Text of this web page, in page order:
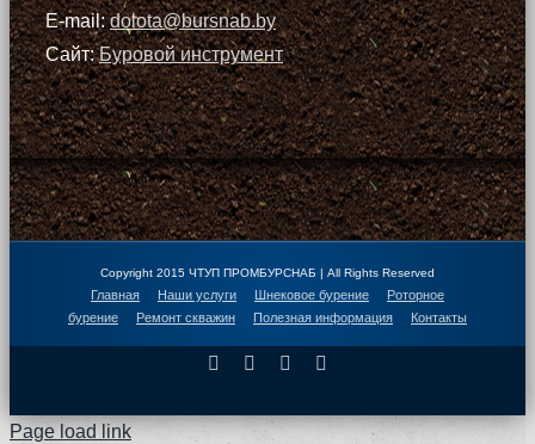
E-mail:dolota@bursnab.by
Сайт:Буровой инструмент
Copyright 2015 ЧТУП ПРОМБУРСНАБ | All Rights Reserved
Главная Наши услуги Шнековое бурение
Роторное
бурение
Ремонт скважин Полезная информация Контакты
Facebook Instagram
Page load link